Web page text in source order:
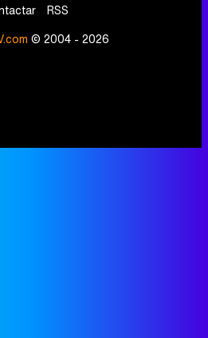
RSS
© 2004 - 2026